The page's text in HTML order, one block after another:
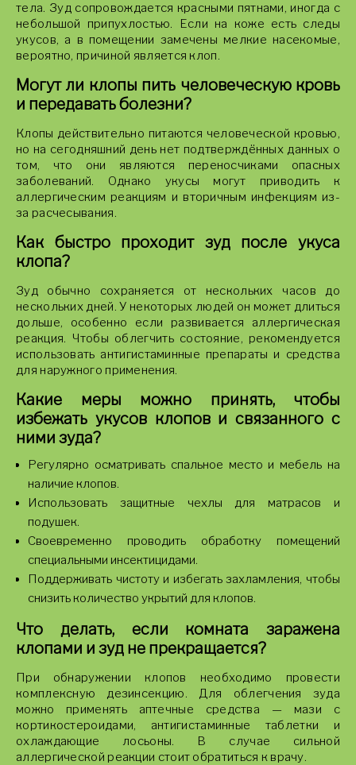
тела. Зуд сопровождается красными пятнами, иногда с
небольшой припухлостью. Если на коже есть следы
укусов, а в помещении замечены мелкие насекомые,
вероятно, причиной является клоп.
Могут ли клопы пить человеческую кровь
и передавать болезни?
Клопы действительно питаются человеческой кровью,
но на сегодняшний день нет подтверждённых данных о
том, что они являются переносчиками опасных
заболеваний. Однако укусы могут приводить к
аллергическим реакциям и вторичным инфекциям из-
за расчесывания.
Как быстро проходит зуд после укуса
клопа?
Зуд обычно сохраняется от нескольких часов до
нескольких дней. У некоторых людей он может длиться
дольше, особенно если развивается аллергическая
реакция. Чтобы облегчить состояние, рекомендуется
использовать антигистаминные препараты и средства
для наружного применения.
Какие меры можно принять, чтобы
избежать укусов клопов и связанного с
ними зуда?
Регулярно осматривать спальное место и мебель на
наличие клопов.
Использовать защитные чехлы для матрасов и
подушек.
Своевременно проводить обработку помещений
специальными инсектицидами.
Поддерживать чистоту и избегать захламления, чтобы
снизить количество укрытий для клопов.
Что делать, если комната заражена
клопами и зуд не прекращается?
При обнаружении клопов необходимо провести
комплексную дезинсекцию. Для облегчения зуда
можно применять аптечные средства — мази с
кортикостероидами, антигистаминные таблетки и
охлаждающие лосьоны. В случае сильной
аллергической реакции стоит обратиться к врачу.